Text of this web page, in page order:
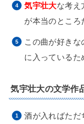
気宇壮大な考え
が本当のところ
この曲が好きな
に入っているた
気宇壮大の文学作
酒が入ればただ